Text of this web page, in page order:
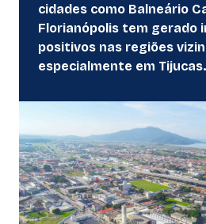
cidades como Balneário
Florianópolis tem gerado
positivos nas regiões
especialmente em Tijucas.